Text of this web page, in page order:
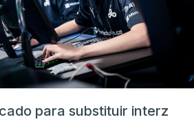
para substituir interz